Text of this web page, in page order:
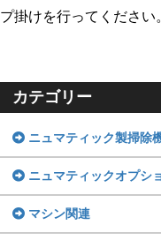
プ掛けを行ってください
カテゴリー
ニュマティック製掃除
ニュマティックオプシ
マシン関連